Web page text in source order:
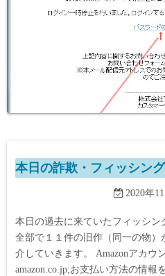
本日の詐欺・フィッシン
2020年
本日の過去に来ていたフィッシ
全部で１１件の旧作（同一の物
介していきます。 Amazonアカ
amazon.co.jp;お支払い方法の情